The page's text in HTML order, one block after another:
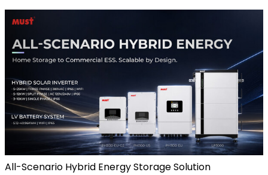
All-Scenario Hybrid Energy Storage Solution